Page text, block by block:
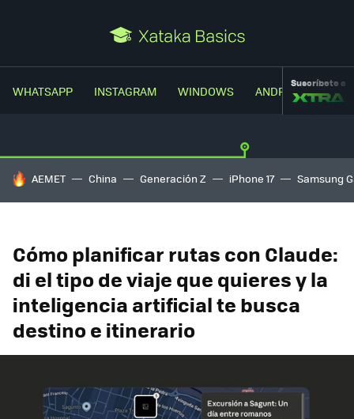
WHATSAPP INSTAGRAM WINDOWS ANDROIDSuscríbete a
HOY SE HABLA DE
AEMET China Generación Z iPhone 17 Samsung
Cómo planificar rutas con Claude:
di el tipo de viaje que quieres y la
inteligencia artificial te busca
destino e itinerario